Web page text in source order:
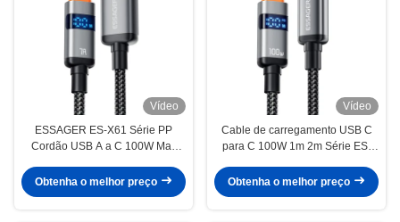
Vídeo
ESSAGER ES-X61 Série PP
Cordão USB A a C 100W Max
Obtenha o melhor preço
Vídeo
Cable de carregamento USB C
para C 100W 1m 2m Série ES-
Obtenha o melhor preço